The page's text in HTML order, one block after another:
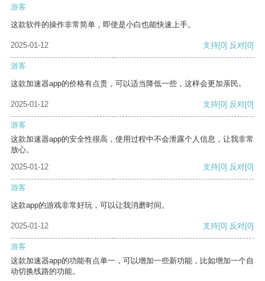
游客
这款软件的操作非常简单，即使是小白也能快速上手。
2025-01-12 支持[0] 反对[0]
游客
这款加速器app的价格有点贵，可以适当降低一些，这样会更加亲民。
2025-01-12 支持[0] 反对[0]
游客
这款加速器app的安全性很高，使用过程中不会泄露个人信息，让我非常
放心。
2025-01-12
支持[0] 反对[0]
游客
这款app的游戏非常好玩，可以让我消磨时间。
2025-01-12 支持[0] 反对[0]
游客
这款加速器app的功能有点单一，可以增加一些新功能，比如增加一个自
动切换线路的功能。